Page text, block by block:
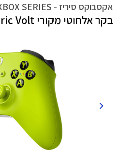
אקסבוקס סיריז - XBOX SERIES
בקר אלחוטי מקורי Electric Volt